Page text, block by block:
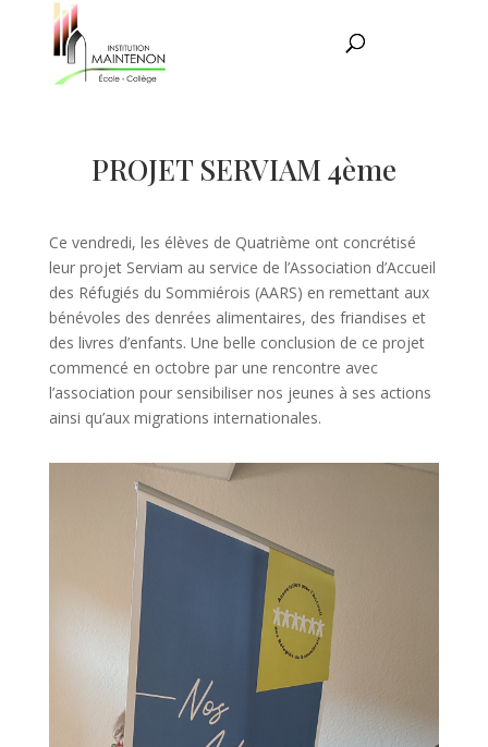
PROJET SERVIAM 4ème
Ce vendredi, les élèves de Quatrième ont concrétisé
leur projet Serviam au service de l’Association d’Accueil
des Réfugiés du Sommiérois (AARS) en remettant aux
bénévoles des denrées alimentaires, des friandises et
des livres d’enfants. Une belle conclusion de ce projet
commencé en octobre par une rencontre avec
l’association pour sensibiliser nos jeunes à ses actions
ainsi qu’aux migrations internationales.